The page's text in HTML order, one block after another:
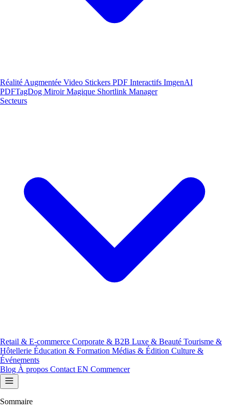
Réalité Augmentée Video Stickers PDF Interactifs ImgenAI
PDFTagDog Miroir Magique Shortlink Manager
Secteurs
Retail & E-commerce Corporate & B2B Luxe & Beauté Tourisme &
Hôtellerie Éducation & Formation Médias & Édition Culture &
Événements
Blog À propos Contact EN Commencer
Sommaire